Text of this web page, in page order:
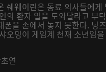
쉐웨이린은 동료 의사들에
의 환자 일을 도와달라고 부
폰을 손에서 놓지 못한다. 닝
오밍이 게임계 천재 소년임
연